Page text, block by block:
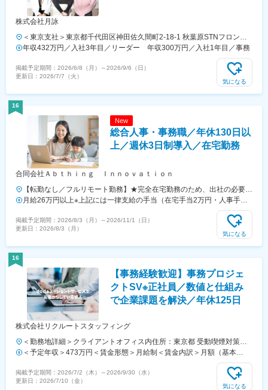
株式会社月詠
＜東京支社＞東京都千代田区神田佐久間町2-18-1 秋葉原STNフロント
10階［アクセス］◎中央・総武線・京浜東北線・山手線・日比谷線
「秋葉原駅」より徒歩3分※転勤なし※受動喫煙対策：あり★基本フルリ
モートで、ライフスタイルに合わせて柔軟に働けます。月1回の出社に
加え、社員を就業先企業へご案内する際の外出などもあり、単調になら
年収432万円／入社3年目／リーダー 年収300万円／入社1年目／事務
掲載予定期間： 2026/6/8（月） ～2026/9/6（日）
更新日： 2026/7/7（火）
気になる
16
New
総合人事・事務職／年休130日以
上／週休3日制導入／在宅勤務
合同会社Ａｂｔｈｉｎｇ Ｉｎｎｏｖａｔｉｏｎ
【転勤なし／フルリモート勤務】★完全在宅勤務のため、出社の必要は
ありません。本社：埼玉県さいたま市大宮区桜木町2-3 大宮マルイ7
月給26万円以上※上記には一律支給の手当（在宅手当2万円・人事手当2
万円）を含みます。【昇給イメージ】◆入社2～3年目：月給29万円
（一律手当含む）+賞与年1回◆入社4年目以降：月給36万円（一律手
当・役職手当含む）+賞与年2回※上記はあくまでイメージです。能力・
掲載予定期間： 2026/8/3（月） ～2026/11/1（日）
更新日： 2026/8/3（月）
気になる
16
【事務経験歓迎】事務プロジェ
クトSV※正社員／数値と仕組み
で企業課題を解決／年休125日
株式会社リクルートスタッフィング
＜勤務地詳細＞クライアントオフィス内住所：東京都 受動喫煙対策：
屋内全面禁煙変更の範囲：会社の定める事業所（リモートワーク含む）
＜予定年収＞473万円＜賃金形態＞月給制＜賃金内訳＞月額（基本
給）：292,000円＜月給＞292,000円＜昇給有無＞有＜残業手当＞有＜
給与補足＞超過勤務手当を別途支給 月間の所定労働時間（7.5時間×所
定勤務日数）を超えた場合に支給賞与：有（会社及び個人業績に連動し
掲載予定期間： 2026/7/2（木） ～2026/9/30（水）
更新日： 2026/7/10（金）
気になる